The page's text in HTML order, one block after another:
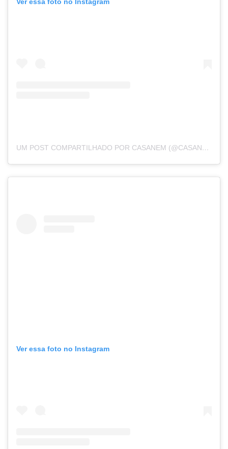
UM POST COMPARTILHADO POR CASANEM (@CASANEM_)
Ver essa foto no Instagram